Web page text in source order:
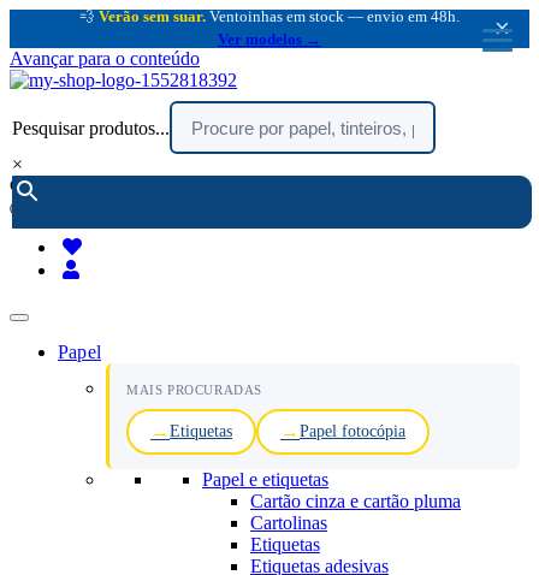
💨 Verão sem suar. Ventoinhas em stock — envio em 48h.
Ver modelos →
×
Avançar para o conteúdo
Pesquisar produtos...
×
encomendar por telefone :
(chamada rede fixa nacional)
Papel
MAIS PROCURADAS
Etiquetas Papel fotocópia
Papel e etiquetas
Cartão cinza e cartão pluma
Cartolinas
Etiquetas
Etiquetas adesivas